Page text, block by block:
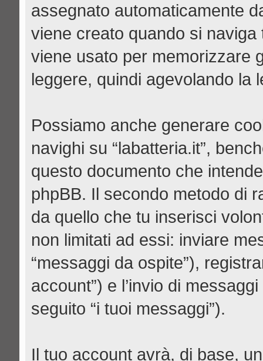
assegnato automaticamente
viene creato quando si naviga
viene usato per memorizzare
leggere, quindi agevolando la
Possiamo anche generare
navighi su “labatteria.it”,
questo documento che
phpBB. Il secondo metodo di
da quello che tu inserisci
non limitati ad essi: inviare
“messaggi da ospite”),
account”) e l’invio di
seguito “i tuoi messaggi”).
Il tuo account avrà, di base,